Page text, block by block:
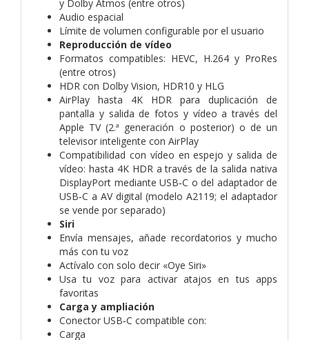
y Dolby Atmos (entre otros)
Audio espacial
Límite de volumen configurable por el usuario
Reproducción de vídeo
Formatos compatibles: HEVC, H.264 y ProRes
(entre otros)
HDR con Dolby Vision, HDR10 y HLG
AirPlay hasta 4K HDR para duplicación de
pantalla y salida de fotos y vídeo a través del
Apple TV (2.ª generación o posterior) o de un
televisor inteligente con AirPlay
Compatibilidad con vídeo en espejo y salida de
vídeo: hasta 4K HDR a través de la salida nativa
DisplayPort mediante USB‑C o del adaptador de
USB‑C a AV digital (modelo A2119; el adaptador
se vende por separado)
Siri
Envía mensajes, añade recordatorios y mucho
más con tu voz
Actívalo con solo decir «Oye Siri»
Usa tu voz para activar atajos en tus apps
favoritas
Carga y ampliación
Conector USB‑C compatible con:
Carga